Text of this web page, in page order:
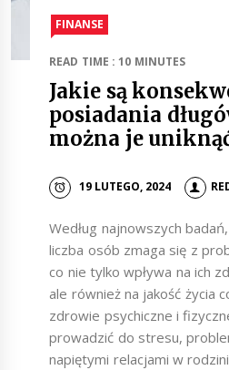
FINANSE
READ TIME : 10 MINUTES
Jakie są
posiadania
można je
19 LUTEGO, 2024
Według najnowszych
liczba osób zmaga się z
co nie tylko wpływa na ich
ale również na jakość życia
zdrowie psychiczne i
prowadzić do stresu,
napiętymi relacjami w